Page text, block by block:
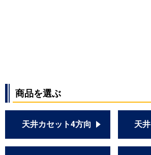
商品を選ぶ
天井カセット4方向 天